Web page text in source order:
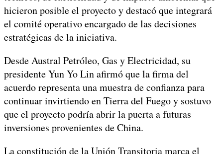
hicieron posible el proyecto y destacó que integrará
el comité operativo encargado de las decisiones
estratégicas de la iniciativa.
Desde Austral Petróleo, Gas y Electricidad, su
presidente Yun Yo Lin afirmó que la firma del
acuerdo representa una muestra de confianza para
continuar invirtiendo en Tierra del Fuego y sostuvo
que el proyecto podría abrir la puerta a futuras
inversiones provenientes de China.
La constitución de la Unión Transitoria marca el